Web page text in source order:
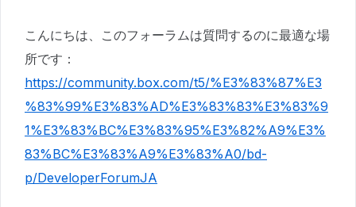
こんにちは、このフォーラムは質問するのに最適な場
所です：
https://community.box.com/t5/%E3%83%87%E3
%83%99%E3%83%AD%E3%83%83%E3%83%9
1%E3%83%BC%E3%83%95%E3%82%A9%E3%
83%BC%E3%83%A9%E3%83%A0/bd-
p/DeveloperForumJA